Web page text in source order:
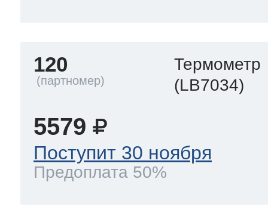
120
Термометр
(LB7034)
5579
Поступит 30 ноября
Предоплата 50%